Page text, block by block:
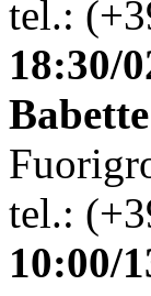
tel.:
18:30/
tel.:
10:00/